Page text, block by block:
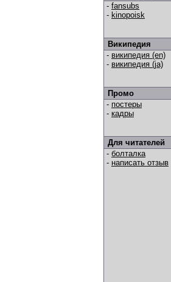
- fansubs
- kinopoisk
Википедия
- википедия (en)
- википедия (ja)
Промо
- постеры
- кадры
Для читателей
- болталка
- написать отзыв